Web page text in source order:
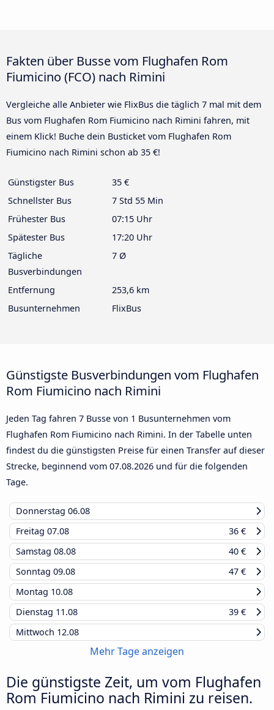
Fakten über Busse vom Flughafen Rom
Fiumicino (FCO) nach Rimini
Vergleiche alle Anbieter wie FlixBus die täglich 7 mal mit dem
Bus vom Flughafen Rom Fiumicino nach Rimini fahren, mit
einem Klick! Buche dein Busticket vom Flughafen Rom
Fiumicino nach Rimini schon ab 35 €!
Günstigster Bus
35 €
Schnellster Bus
7 Std 55 Min
Frühester Bus
07:15 Uhr
Spätester Bus
17:20 Uhr
Tägliche
Busverbindungen
7 Ø
Entfernung
253,6 km
Busunternehmen
FlixBus
Günstigste Busverbindungen vom Flughafen
Rom Fiumicino nach Rimini
Jeden Tag fahren 7 Busse von 1 Busunternehmen vom
Flughafen Rom Fiumicino nach Rimini. In der Tabelle unten
findest du die günstigsten Preise für einen Transfer auf dieser
Strecke, beginnend vom 07.08.2026 und für die folgenden
Tage.
Donnerstag 06.08
Freitag 07.08
36 €
Samstag 08.08
40 €
Sonntag 09.08
47 €
Montag 10.08
Dienstag 11.08
39 €
Mittwoch 12.08
Mehr Tage anzeigen
Die günstigste Zeit, um vom Flughafen
Rom Fiumicino nach Rimini zu reisen.